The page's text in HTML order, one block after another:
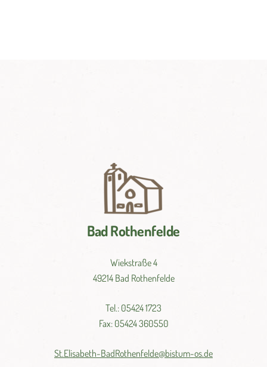
Bad Rothenfelde
Wiekstraße 4
49214 Bad Rothenfelde
Tel.: 05424 1723
Fax: 05424 360550
St.Elisabeth-BadRothenfelde@bistum-os.de